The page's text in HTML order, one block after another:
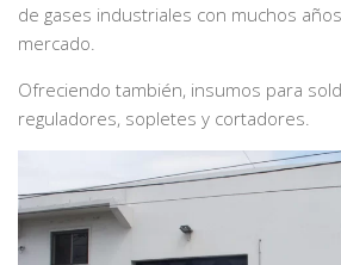
de gases industriales con muchos
mercado.
Ofreciendo también, insumos para
reguladores, sopletes y cortadores.